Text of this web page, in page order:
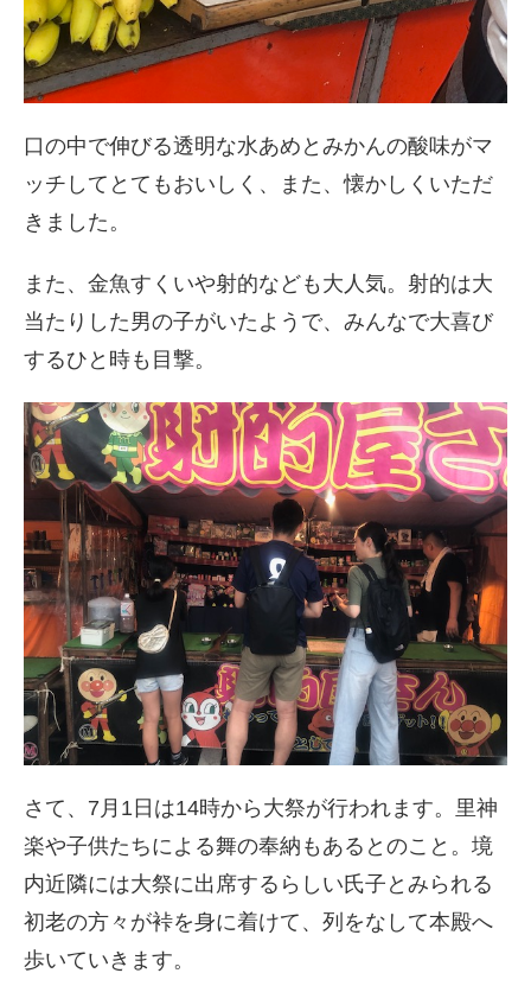
口の中で伸びる透明な水あめとみかんの酸味がマ
ッチしてとてもおいしく、また、懐かしくいただ
きました。
また、金魚すくいや射的なども大人気。射的は大
当たりした男の子がいたようで、みんなで大喜び
するひと時も目撃。
さて、7月1日は14時から大祭が行われます。里神
楽や子供たちによる舞の奉納もあるとのこと。境
内近隣には大祭に出席するらしい氏子とみられる
初老の方々が裃を身に着けて、列をなして本殿へ
歩いていきます。